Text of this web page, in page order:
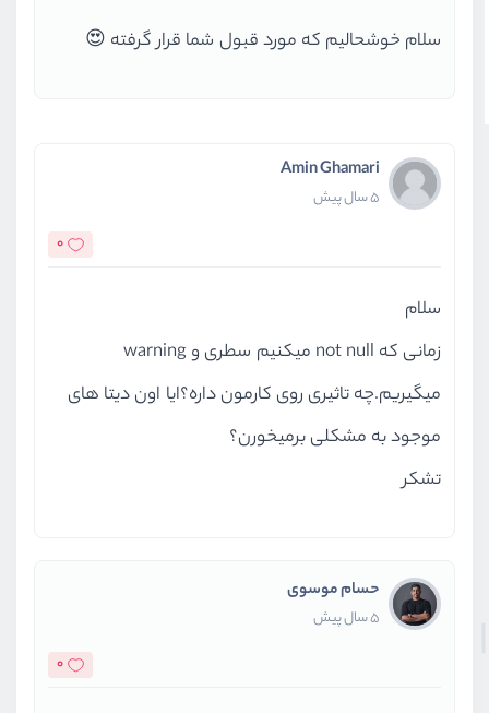
سلام خوشحالیم که مورد قبول شما قرار گرفته 😍
Amin Ghamari
5 سال پیش
0
سلام
زمانی که not null میکنیم سطری و warning
میگیریم.چه تاثیری روی کارمون داره؟ایا اون دیتا های
موجود به مشکلی برمیخورن؟
تشکر
حسام موسوی
5 سال پیش
0